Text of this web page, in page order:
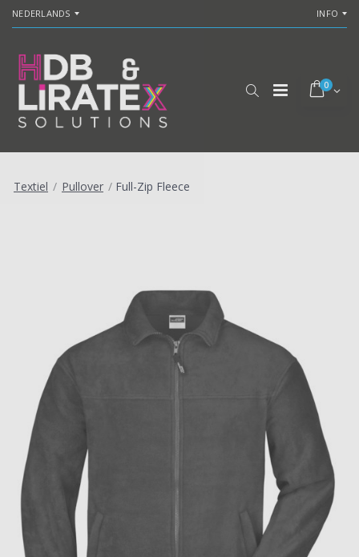
NEDERLANDS INFO
0
Textiel / Pullover / Full-Zip Fleece